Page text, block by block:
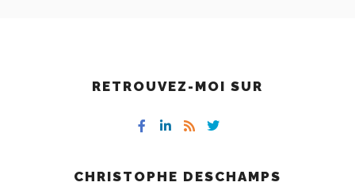
RETROUVEZ-MOI SUR
CHRISTOPHE DESCHAMPS